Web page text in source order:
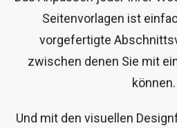
Seitenvorlagen ist
vorgefertigte
zwischen denen Sie mit
können.
Und mit den visuellen